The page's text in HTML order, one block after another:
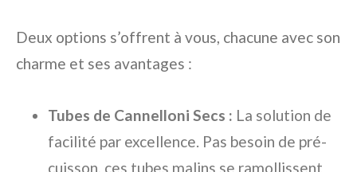
Deux options s’offrent à vous, chacune avec son
charme et ses avantages :
Tubes de Cannelloni Secs : La solution de
facilité par excellence. Pas besoin de pré-
cuisson, ces tubes malins se ramollissent